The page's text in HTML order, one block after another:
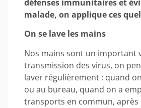
défenses immunitaires et
malade, on applique ces
On se lave les mains
Nos mains sont un important
transmission des virus, on
laver régulièrement : quand
ou au bureau, quand on a
transports en commun, après